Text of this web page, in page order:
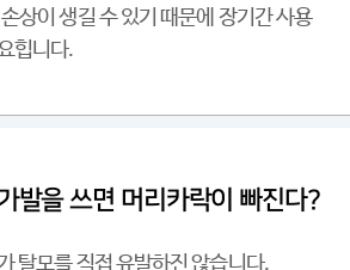
상이 생길 수 있기 때문에 장기간 사용
힙니다.
발을 쓰면 머리카락이 빠진다?
탈모를 직접 유발하진 않습니다.